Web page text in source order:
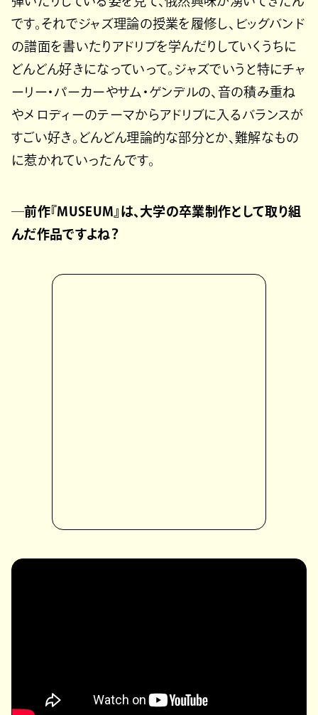
です。それでジャズ理論の授業を履修し、ビッグバンド
の譜面を書いたりアドリブを学んだりしていくうちに
どんどん好きになっていって。ジャズでいうと特にチャ
ーリー・パーカーやサム・ゲンデルの、音の積み重ね
やメロディーのテーマからアドリブに入るバランスが
すごい好き。どんどん理論的な部分とか、難解なもの
に惹かれていったんです。
─前作『MUSEUM』は、大学の卒業制作として取り組
んだ作品ですよね？